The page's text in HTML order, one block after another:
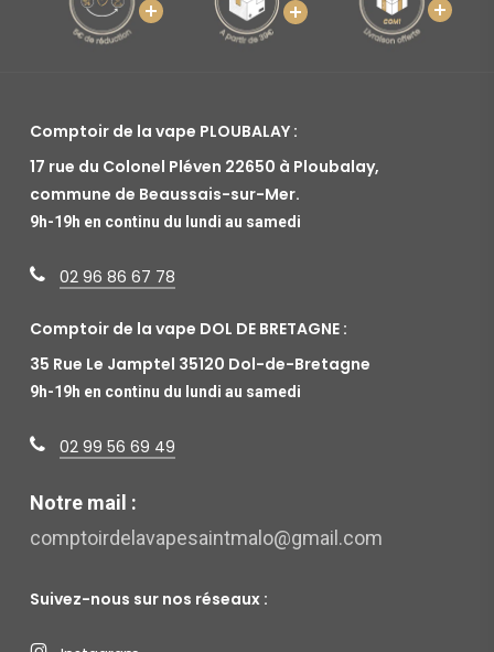
Comptoir de la vape PLOUBALAY :
17 rue du Colonel Pléven 22650 à Ploubalay,
commune de Beaussais-sur-Mer.
9h-19h en continu du lundi au samedi
02 96 86 67 78
Comptoir de la vape DOL DE BRETAGNE :
35 Rue Le Jamptel 35120 Dol-de-Bretagne
9h-19h en continu du lundi au samedi
02 99 56 69 49
Notre mail :
comptoirdelavapesaintmalo@gmail.com
Suivez-nous sur nos réseaux :